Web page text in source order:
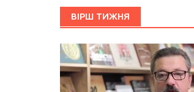
ВІРШ ТИЖНЯ